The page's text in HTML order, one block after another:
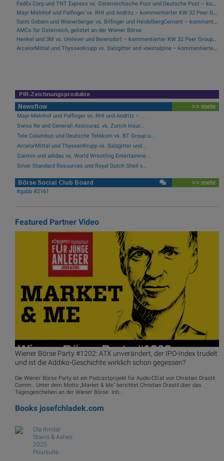
FedEx Corp und TNT Express vs. Österreichische Post und Deutsche Post – kommentierter KW 32 Peer Group Watch Post
Mayr-Melnhof und Palfinger vs. RHI und Andritz – kommentierter KW 32 Peer Group Watch Zykliker Österreich
Saint Gobain und Wienerberger vs. Bilfinger und HeidelbergCement – kommentierter KW 32 Peer Group Watch Bau & Baustoffe
AMCs für Österreich, gelistet an der Wiener Börse
Henkel und 3M vs. Unilever und Beiersdorf – kommentierter KW 32 Peer Group Watch Konsumgüter
ArcelorMittal und ThyssenKrupp vs. Salzgitter und voestalpine – kommentierter KW 32 Peer Group Watch Stahl
PIR-Zeichnungsprodukte
Newsflow >> mehr
Mayr-Melnhof und Palfinger vs. RHI und Andritz – ...
Swiss Re und Generali Assicuraz. vs. Zurich Insur...
Tele Columbus und Deutsche Telekom vs. BT Group u...
ArcelorMittal und ThyssenKrupp vs. Salzgitter und...
Garmin und adidas vs. World Wrestling Entertainme...
Silver Standard Resources und Royal Dutch Shell v...
Börse Social Club Board >> mehr
#gabb #2161
Featured Partner Video
Wiener Börse Party #1202: ATX unverändert, der IPO-Index trudelt
und ist die Addiko-Geschichte wirklich schon gegessen?
Die Wiener Börse Party ist ein Podcastprojekt für Audio-CD.at von Christian Drastil
Comm.. Unter dem Motto „Market & Me“ berichtet Christian Drastil über das
Tagesgeschehen an der Wiener Börse. Inh...
Books josefchladek.com
Ola Rindal
Stains & Ashes
2025
Poursuite